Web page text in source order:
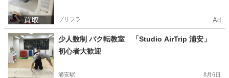
プリフラ Ad
少人数制 バク転教室 「Studio AirTrip 浦安」
初心者大歓迎
浦安駅 8月6日